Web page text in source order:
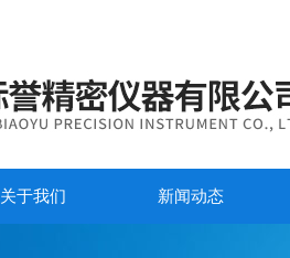
关于我们 新闻动态